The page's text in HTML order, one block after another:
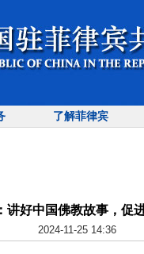
了解菲律宾
讲好中国佛教故事，促
2024-11-25 14:36